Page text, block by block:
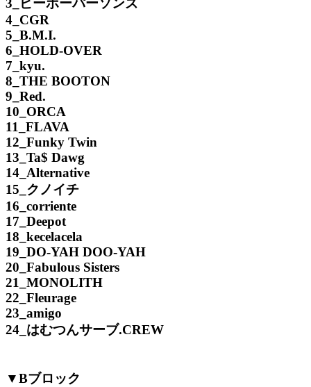
3_ピーポーパーソンズ
4_CGR
5_B.M.I.
6_HOLD-OVER
7_kyu.
8_THE BOOTON
9_Red.
10_ORCA
11_FLAVA
12_Funky Twin
13_Ta$ Dawg
14_Alternative
15_クノイチ
16_corriente
17_Deepot
18_kecelacela
19_DO-YAH DOO-YAH
20_Fabulous Sisters
21_MONOLITH
22_Fleurage
23_amigo
24_はむつんサーブ.CREW
▼Bブロック